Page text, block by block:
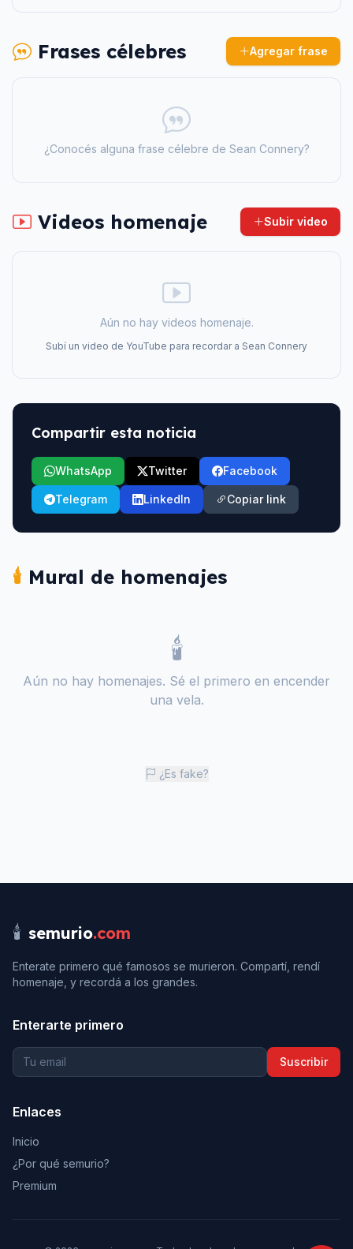
Frases célebres Agregar frase
¿Conocés alguna frase célebre de Sean Connery?
Videos homenaje Subir video
Aún no hay videos homenaje.
Subí un video de YouTube para recordar a Sean Connery
Compartir esta noticia
WhatsApp Twitter Facebook
Telegram LinkedIn Copiar link
🕯️ Mural de homenajes
🕯️
Aún no hay homenajes. Sé el primero en encender
una vela.
¿Es fake?
🕯️ semurio.com
Enterate primero qué famosos se murieron. Compartí, rendí
homenaje, y recordá a los grandes.
Enterarte primero
Suscribir
Enlaces
Inicio
¿Por qué semurio?
Premium